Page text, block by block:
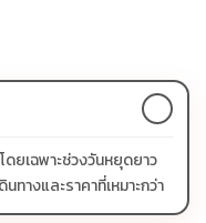
ยเฉพาะช่วงวันหยุดยาว
างและราคาที่เหมาะกว่า